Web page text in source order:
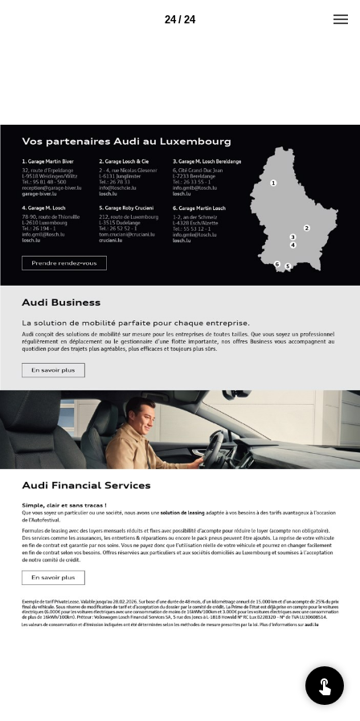
24 / 24